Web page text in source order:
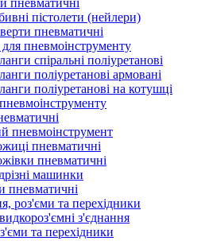
пневматичні
пістолети (нейлери)
пневматичні
пневмоінструменту
спіральні поліуретанові
поліуретанові армовані
поліуретанові на котушці
пневмоінструмент
пневматичні
пневматичні
машинки
пневматичні
роз'єми та перехідники
з'єднання
та перехідники